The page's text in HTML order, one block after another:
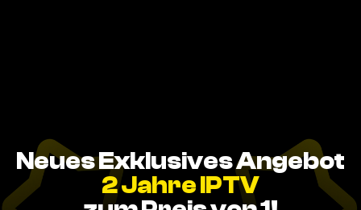
Neues Exklusives Angebot
2 Jahre IPTV